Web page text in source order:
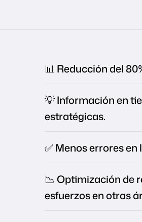
📊 Reducción del
💡 Información en
estratégicas.
✅ Menos errores
📉 Optimización de
esfuerzos en otras